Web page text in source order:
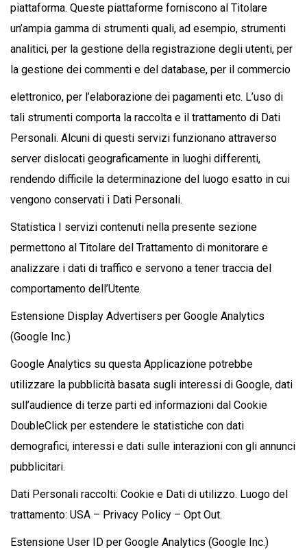
piattaforma. Queste piattaforme forniscono al Titolare
un’ampia gamma di strumenti quali, ad esempio, strumenti
analitici, per la gestione della registrazione degli utenti, per
la gestione dei commenti e del database, per il commercio
elettronico, per l’elaborazione dei pagamenti etc. L’uso di
tali strumenti comporta la raccolta e il trattamento di Dati
Personali. Alcuni di questi servizi funzionano attraverso
server dislocati geograficamente in luoghi differenti,
rendendo difficile la determinazione del luogo esatto in cui
vengono conservati i Dati Personali.
Statistica I servizi contenuti nella presente sezione
permettono al Titolare del Trattamento di monitorare e
analizzare i dati di traffico e servono a tener traccia del
comportamento dell’Utente.
Estensione Display Advertisers per Google Analytics
(Google Inc.)
Google Analytics su questa Applicazione potrebbe
utilizzare la pubblicità basata sugli interessi di Google, dati
sull’audience di terze parti ed informazioni dal Cookie
DoubleClick per estendere le statistiche con dati
demografici, interessi e dati sulle interazioni con gli annunci
pubblicitari.
Dati Personali raccolti: Cookie e Dati di utilizzo. Luogo del
trattamento: USA – Privacy Policy – Opt Out.
Estensione User ID per Google Analytics (Google Inc.)